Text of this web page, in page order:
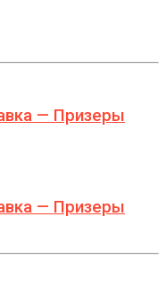
— Призеры
— Призеры